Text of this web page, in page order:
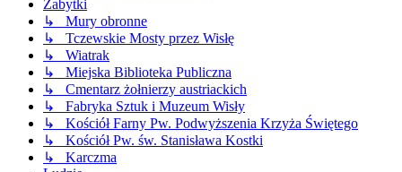
Zabytki
↳ Mury obronne
↳ Tczewskie Mosty przez Wisłę
↳ Wiatrak
↳ Miejska Biblioteka Publiczna
↳ Cmentarz żołnierzy austriackich
↳ Fabryka Sztuk i Muzeum Wisły
↳ Kościół Farny Pw. Podwyższenia Krzyża Świętego
↳ Kościół Pw. św. Stanisława Kostki
↳ Karczma